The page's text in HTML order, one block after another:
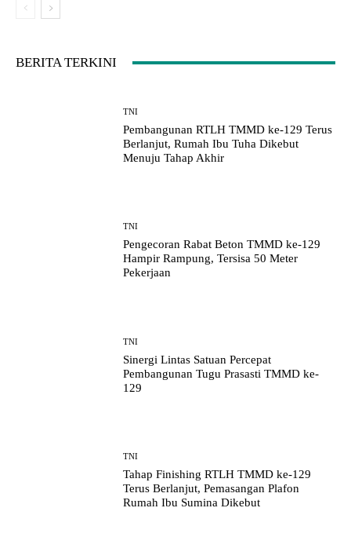
BERITA TERKINI
TNI
Pembangunan RTLH TMMD ke-129 Terus
Berlanjut, Rumah Ibu Tuha Dikebut
Menuju Tahap Akhir
TNI
Pengecoran Rabat Beton TMMD ke-129
Hampir Rampung, Tersisa 50 Meter
Pekerjaan
TNI
Sinergi Lintas Satuan Percepat
Pembangunan Tugu Prasasti TMMD ke-
129
TNI
Tahap Finishing RTLH TMMD ke-129
Terus Berlanjut, Pemasangan Plafon
Rumah Ibu Sumina Dikebut